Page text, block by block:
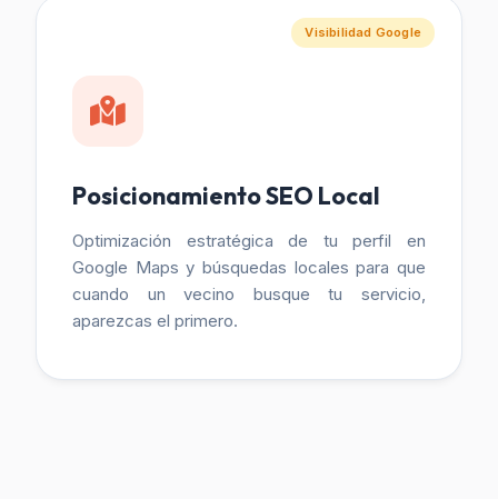
Visibilidad Google
Posicionamiento SEO Local
Optimización estratégica de tu perfil en
Google Maps y búsquedas locales para que
cuando un vecino busque tu servicio,
aparezcas el primero.